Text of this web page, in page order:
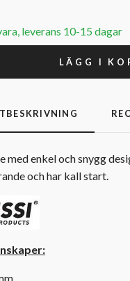
leverans 10-15 dagar
LÄGG I
med enkel och snygg
och har kall start.